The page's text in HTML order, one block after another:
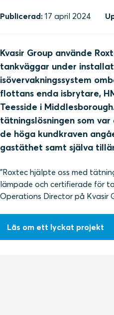
Publicerad: 17 april 2024
Kvasir Group använde
tankväggar under
isövervakningssystem
flottans enda isbrytare,
Teesside i
tätningslösningen som
de höga kundkraven
gastäthet samt själva
”Roxtec hjälpte oss med
lämpade och certifierade för
Operations Director på Kvasir
Läs om ett lyckat projekt